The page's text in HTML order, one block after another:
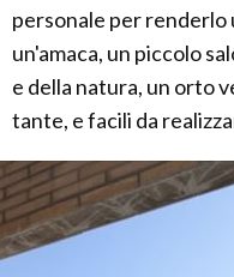
personale per
un'amaca, un piccolo
e della natura, un orto
tante, e facili da